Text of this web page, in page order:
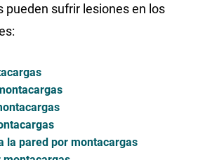
pueden sufrir lesiones en los
la pared por montacargas